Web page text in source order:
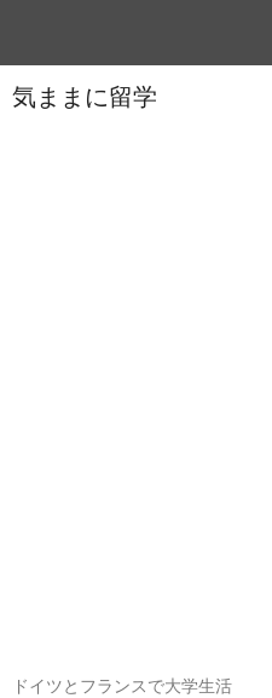
気ままに留学
ドイツとフランスで大学生活